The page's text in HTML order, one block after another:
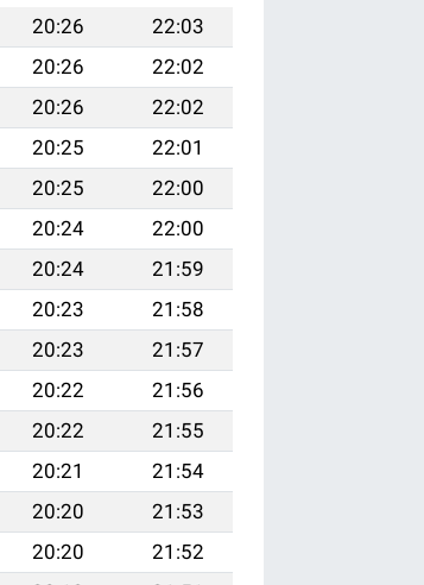
20:26
22:03
20:26
22:02
20:26
22:02
20:25
22:01
20:25
22:00
20:24
22:00
20:24
21:59
20:23
21:58
20:23
21:57
20:22
21:56
20:22
21:55
20:21
21:54
20:20
21:53
20:20
21:52